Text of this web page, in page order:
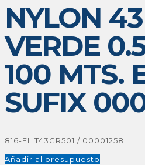
NYLON
VERDE
100 MTS.
SUFIX
816-ELIT43GR501 / 00001258
Añadir al presupuesto